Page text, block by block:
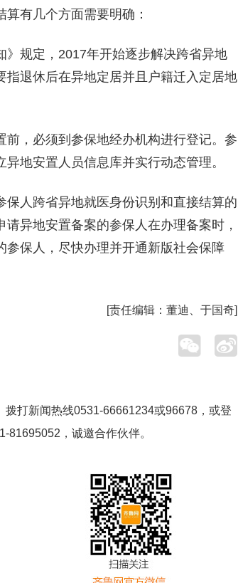
有几个方面需要明确：
规定，2017年开始逐步解决跨省异地
退休后在异地定居并且户籍迁入定居地
，必须到参保地经办机构进行登记。参
地安置人员信息库并实行动态管理。
人跨省异地就医身份识别和直接结算的
异地安置备案的参保人在办理备案时，
保人，尽快办理并开通新版社会保障
[责任编辑： 董迪、于国奇]
拨打新闻热线0531-66661234或96678，或登
81695052 ，诚邀合作伙伴。